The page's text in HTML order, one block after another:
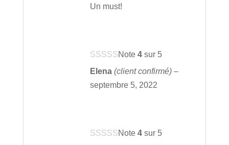
Un must!
Note 4sur 5
Elena (client confirmé) –
septembre 5, 2022
Note 4sur 5